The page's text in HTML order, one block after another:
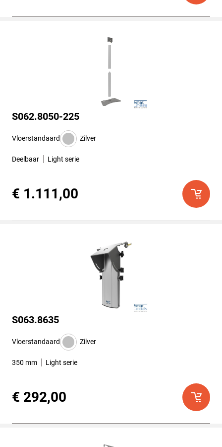
S062.8050-225
Vloerstandaard Zilver
Deelbaar Light serie
€ 1.111,00
S063.8635
Vloerstandaard Zilver
350 mm Light serie
€ 292,00